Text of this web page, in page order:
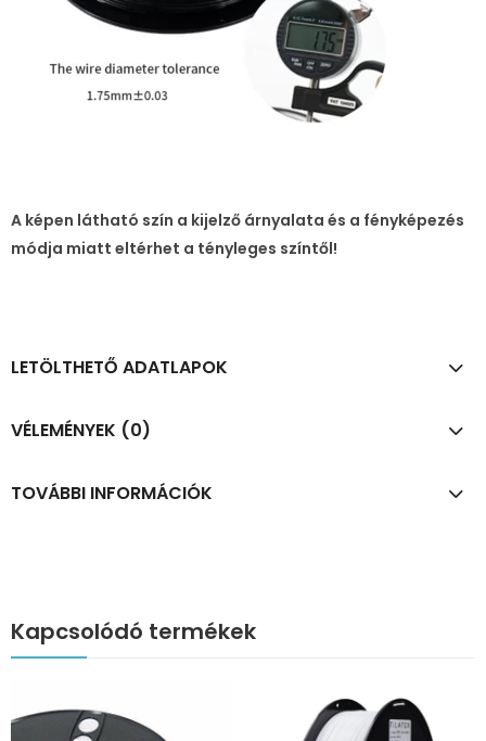
A képen látható szín a kijelző árnyalata és a fényképezés
módja miatt eltérhet a tényleges színtől!
LETÖLTHETŐ ADATLAPOK
VÉLEMÉNYEK (0)
TOVÁBBI INFORMÁCIÓK
Kapcsolódó termékek